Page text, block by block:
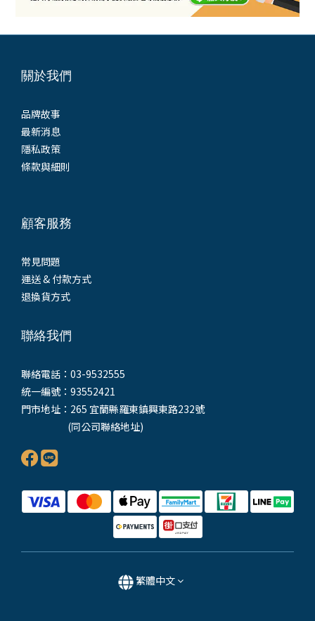
關於我們
品牌故事
最新消息
隱私政策
條款與細則
顧客服務
常見問題
運送 & 付款方式
退換貨方式
聯絡我們
聯絡電話：03-9532555
統一編號：93552421
門市地址：265 宜蘭縣羅東鎮興東路232號
(同公司聯絡地址)
繁體中文